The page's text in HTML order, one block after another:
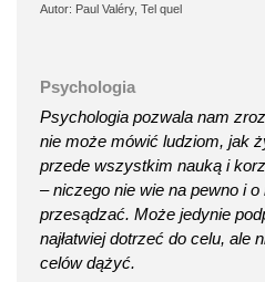
Autor: Paul Valéry, Tel quel
Psychologia
Psychologia pozwala nam
nie może mówić ludziom, jak
przede wszystkim nauką i
– niczego nie wie na pewno i
przesądzać. Może jedynie
najłatwiej dotrzeć do celu, ale
celów dążyć.